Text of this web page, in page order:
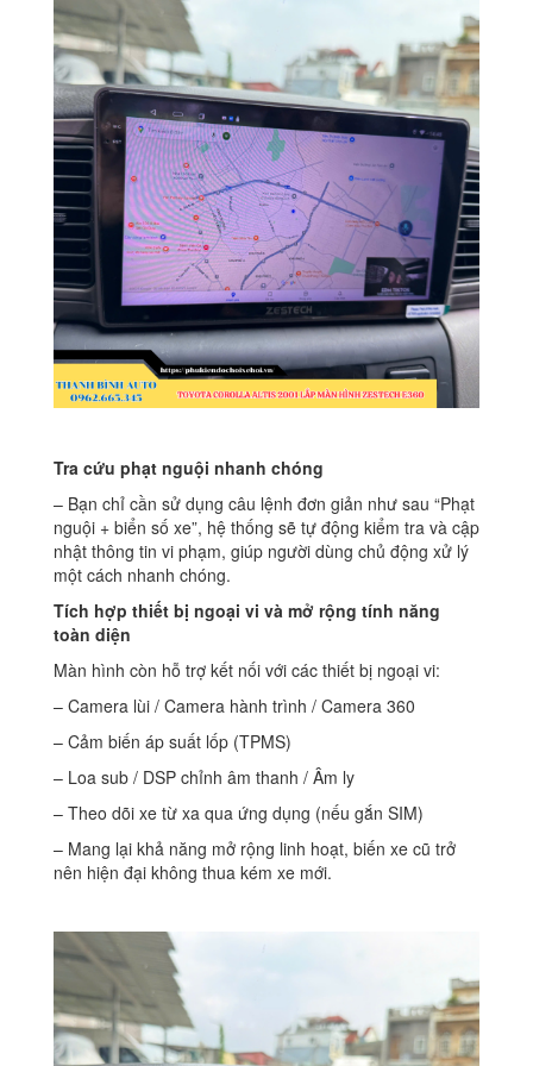
Tra cứu phạt nguội nhanh chóng
– Bạn chỉ cần sử dụng câu lệnh đơn giản như sau “Phạt
nguội + biển số xe”, hệ thống sẽ tự động kiểm tra và cập
nhật thông tin vi phạm, giúp người dùng chủ động xử lý
một cách nhanh chóng.
Tích hợp thiết bị ngoại vi và mở rộng tính năng
toàn diện
Màn hình còn hỗ trợ kết nối với các thiết bị ngoại vi:
– Camera lùi / Camera hành trình / Camera 360
– Cảm biến áp suất lốp (TPMS)
– Loa sub / DSP chỉnh âm thanh / Âm ly
– Theo dõi xe từ xa qua ứng dụng (nếu gắn SIM)
– Mang lại khả năng mở rộng linh hoạt, biến xe cũ trở
nên hiện đại không thua kém xe mới.